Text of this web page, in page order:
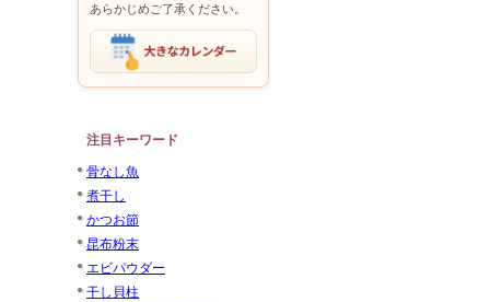
あらかじめご了承ください。
注目キーワード
骨なし魚
煮干し
かつお節
昆布粉末
エビパウダー
干し貝柱